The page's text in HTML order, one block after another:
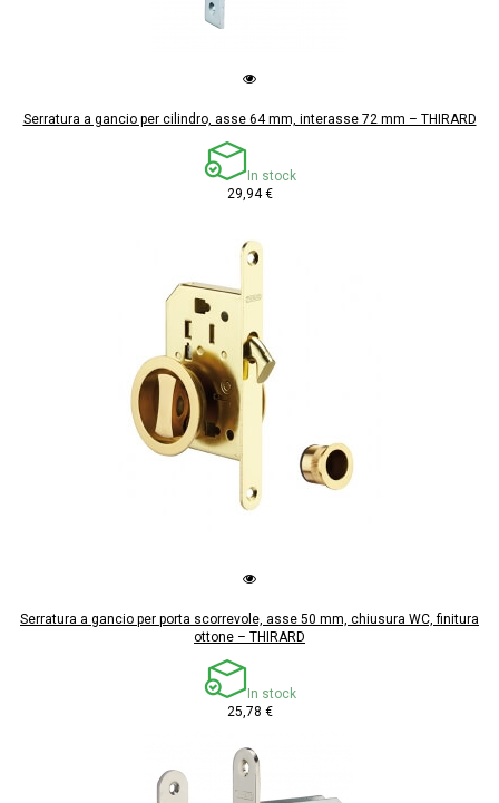
Serratura a gancio per cilindro, asse 64 mm, interasse 72 mm – THIRARD
In stock
29,94 €
Serratura a gancio per porta scorrevole, asse 50 mm, chiusura WC, finitura
ottone – THIRARD
In stock
25,78 €